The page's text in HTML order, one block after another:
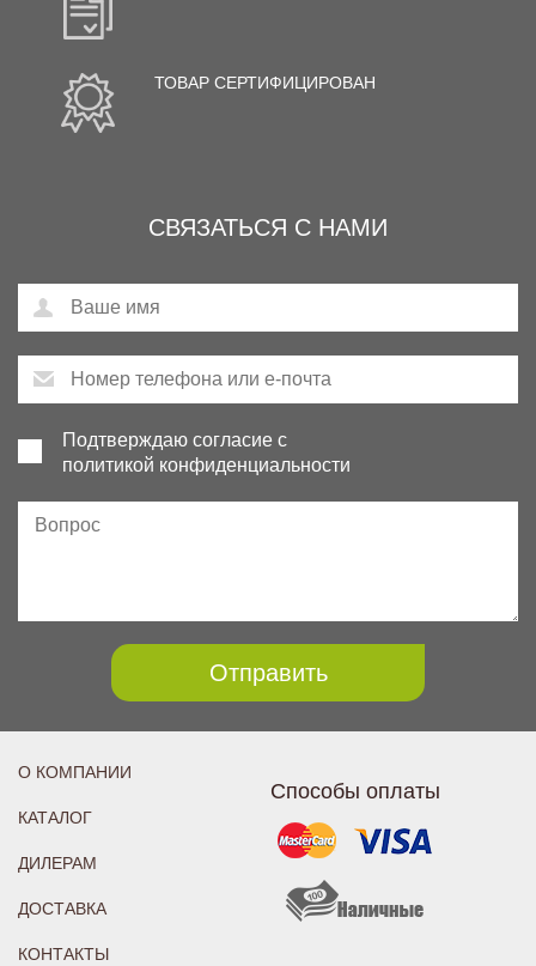
ТОВАР СЕРТИФИЦИРОВАН
СВЯЗАТЬСЯ С НАМИ
Подтверждаю согласие с
политикой конфиденциальности
Отправить
О КОМПАНИИ
КАТАЛОГ
ДИЛЕРАМ
ДОСТАВКА
КОНТАКТЫ
Способы оплаты